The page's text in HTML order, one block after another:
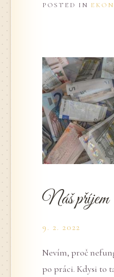
POSTED IN
Náš příjem
9. 2. 2022
Nevím, proč
po práci. Kdysi to